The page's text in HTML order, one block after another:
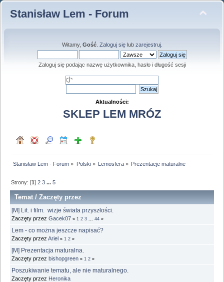
Stanisław Lem - Forum
Witamy, Gość. Zaloguj sięlub zarejestruj.
Zaloguj się podając nazwę użytkownika, hasło i długość sesji
Aktualności:
SKLEP LEM MRÓZ
Stanisław Lem - Forum » Polski» Lemosfera» Prezentacje maturalne
Strony: [1]2 3 ...5
Temat /Zaczęty przez
[M] Lit. i film. wizje świata przyszłości.
Zaczęty przez Gacek07 « 1 2 3 44 »
Lem - co można jeszcze napisać?
Zaczęty przez Ariel « 1 2 »
[M] Prezentacja maturalna.
Zaczęty przez bishopgreen « 1 2 »
Poszukiwanie tematu, ale nie maturalnego.
Zaczęty przez Heronika